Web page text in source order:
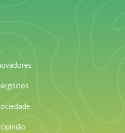
Opinião